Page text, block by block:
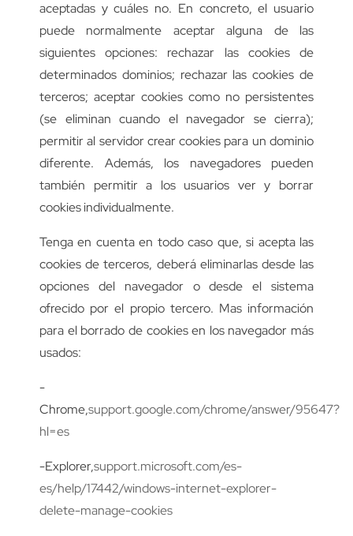
aceptadas y cuáles no. En concreto, el usuario
puede normalmente aceptar alguna de las
siguientes opciones: rechazar las cookies de
determinados dominios; rechazar las cookies de
terceros; aceptar cookies como no persistentes
(se eliminan cuando el navegador se cierra);
permitir al servidor crear cookies para un dominio
diferente. Además, los navegadores pueden
también permitir a los usuarios ver y borrar
cookies individualmente.
Tenga en cuenta en todo caso que, si acepta las
cookies de terceros, deberá eliminarlas desde las
opciones del navegador o desde el sistema
ofrecido por el propio tercero. Mas información
para el borrado de cookies en los navegador más
usados:
-
Chrome,support.google.com/chrome/answer/95647?
hl=es
-Explorer,support.microsoft.com/es-
es/help/17442/windows-internet-explorer-
delete-manage-cookies